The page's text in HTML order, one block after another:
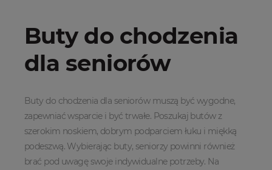
Buty do chodzenia
dla seniorów
Buty do chodzenia dla seniorów muszą być wygodne,
zapewniać wsparcie i być trwałe. Poszukaj butów z
szerokim noskiem, dobrym podparciem łuku i miękką
podeszwą. Wybierając buty, seniorzy powinni również
brać pod uwagę swoje indywidualne potrzeby. Na